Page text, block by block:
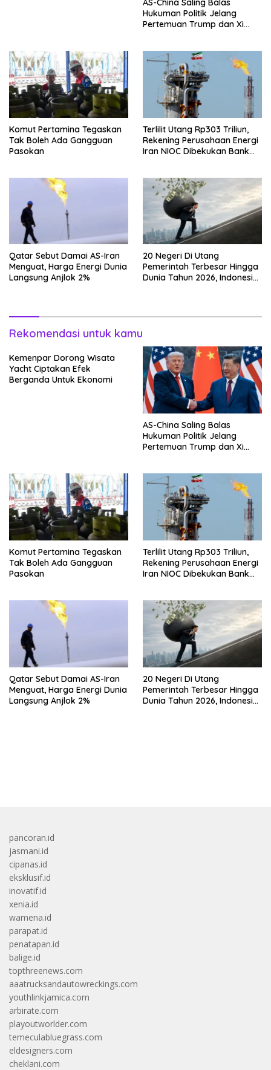
AS-China Saling Balas
Hukuman Politik Jelang
Pertemuan Trump dan Xi
Komut Pertamina Tegaskan
Tak Boleh Ada Gangguan
Pasokan
Terlilit Utang Rp303 Triliun,
Rekening Perusahaan Energi
Iran NIOC Dibekukan Bank
Qatar Sebut Damai AS-Iran
Menguat, Harga Energi Dunia
Langsung Anjlok 2%
20 Negeri Di Utang
Pemerintah Terbesar Hingga
Dunia Tahun 2026, Indonesia
Rekomendasi untuk kamu
Kemenpar Dorong Wisata
Yacht Ciptakan Efek
Berganda Untuk Ekonomi
AS-China Saling Balas
Hukuman Politik Jelang
Pertemuan Trump dan Xi
Komut Pertamina Tegaskan
Tak Boleh Ada Gangguan
Pasokan
Terlilit Utang Rp303 Triliun,
Rekening Perusahaan Energi
Iran NIOC Dibekukan Bank
Qatar Sebut Damai AS-Iran
Menguat, Harga Energi Dunia
Langsung Anjlok 2%
20 Negeri Di Utang
Pemerintah Terbesar Hingga
Dunia Tahun 2026, Indonesia
pancoran.id
jasmani.id
cipanas.id
eksklusif.id
inovatif.id
xenia.id
wamena.id
parapat.id
penatapan.id
balige.id
topthreenews.com
aaatrucksandautowreckings.com
youthlinkjamica.com
arbirate.com
playoutworlder.com
temeculabluegrass.com
eldesigners.com
cheklani.com